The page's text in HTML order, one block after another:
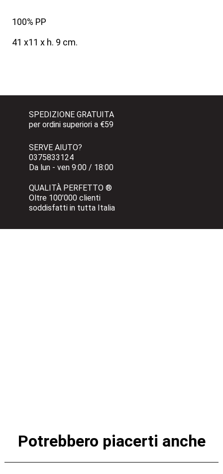
100% PP
41 x11 x h. 9 cm.
SPEDIZIONE GRATUITA
per ordini superiori a €59
SERVE AIUTO?
0375833124
Da lun - ven 9:00 / 18:00
QUALITÀ PERFETTO ®
Oltre 100’000 clienti
soddisfatti in tutta Italia
Potrebbero piacerti anche